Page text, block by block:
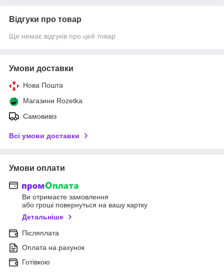
Відгуки про товар
Ще немає відгуків про цей товар
Умови доставки
Нова Пошта
Магазини Rozetka
Самовивіз
Всі умови доставки
Умови оплати
Ви отримаєте замовлення
або гроші повернуться на вашу картку
Детальніше
Післяплата
Оплата на рахунок
Готівкою